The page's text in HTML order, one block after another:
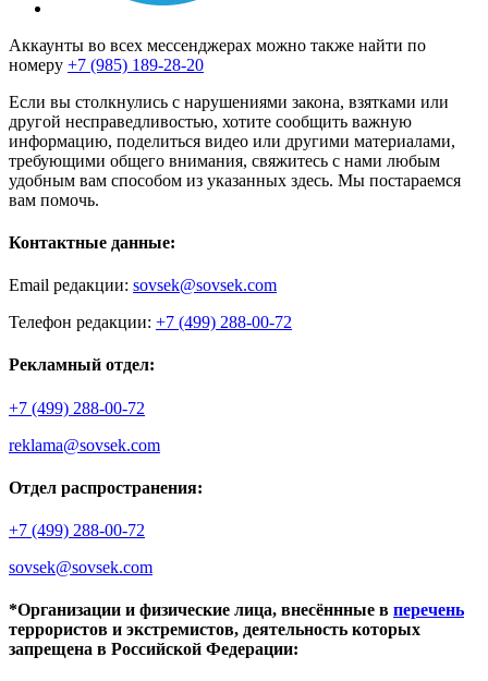
Аккаунты во всех мессенджерах можно также найти по
номеру +7 (985) 189-28-20
Если вы столкнулись с нарушениями закона, взятками или
другой несправедливостью, хотите сообщить важную
информацию, поделиться видео или другими материалами,
требующими общего внимания, свяжитесь с нами любым
удобным вам способом из указанных здесь. Мы постараемся
вам помочь.
Контактные данные:
Email редакции: sovsek@sovsek.com
Телефон редакции: +7 (499) 288-00-72
Рекламный отдел:
+7 (499) 288-00-72
reklama@sovsek.com
Отдел распространения:
+7 (499) 288-00-72
sovsek@sovsek.com
*Организации и физические лица, внесённные в перечень
террористов и экстремистов, деятельность которых
запрещена в Российской Федерации: